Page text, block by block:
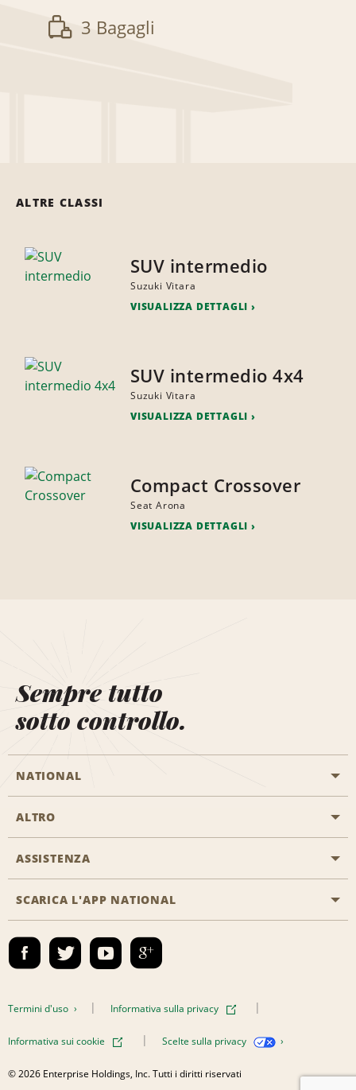
3 Bagagli
ALTRE CLASSI
SUV intermedio
Suzuki Vitara
VISUALIZZA DETTAGLI
SUV intermedio 4x4
Suzuki Vitara
VISUALIZZA DETTAGLI
Compact Crossover
Seat Arona
VISUALIZZA DETTAGLI
Sempre tutto
sotto controllo.
NATIONAL
Inizia una prenotazione
Programmi business
Emerald Club Accedi
ALTRO
Offerte di lavoro
ASSISTENZA
Accessibilità
Contatti
SCARICA L'APP NATIONAL
Termini d'uso Informativa sulla privacy
Informativa sui cookie Scelte sulla privacy
© 2026 Enterprise Holdings, Inc. Tutti i diritti riservati